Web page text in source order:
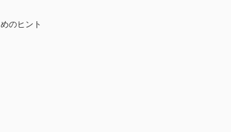
のヒント